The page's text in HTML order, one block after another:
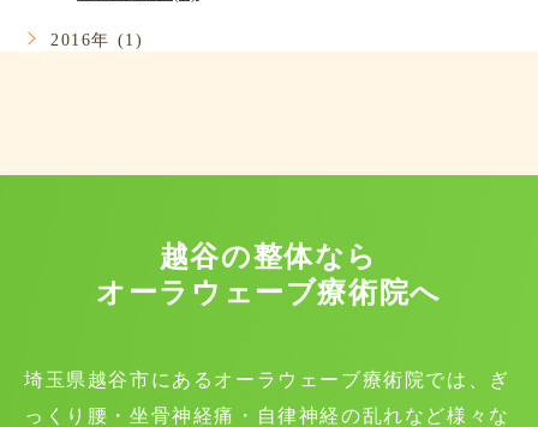
2016年 (1)
越谷の整体なら
オーラウェーブ療術院へ
埼玉県越谷市にあるオーラウェーブ療術院では、ぎ
っくり腰・坐骨神経痛・自律神経の乱れなど様々な